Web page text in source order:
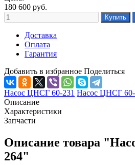
180 600 руб.
Доставка
Оплата
Гарантия
Добавить в избранное Поделиться
Насос ЦНСГ 60-231 Насос ЦНСГ
Описание
Характеристики
Запчасти
Описание товара
264"